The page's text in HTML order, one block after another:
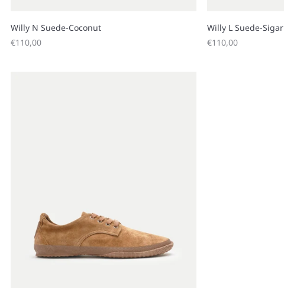
Willy N Suede-Coconut
Angebot
€110,00
Willy L Suede-Sigar
Angebot
€110,00